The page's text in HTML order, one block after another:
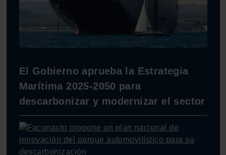
El Gobierno aprueba la Estrategia
Marítima 2025-2050 para
descarbonizar y modernizar el sector